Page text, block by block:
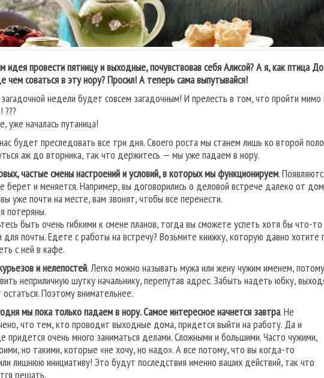
идея провести пятницу и выходные, почувствовав себя Алисой? А я, как птица
чем соваться в эту нору? Просил! А теперь сама выпутывайся!
недели будет совсем загадочным! И прелесть в том, что пройти
???
уже началась путаница!
будет преследовать все три дня. Своего роста мы станем лишь ко второй
аж до вторника, так что держитесь — мы уже падаем в нору.
частые смены настроений и условий, в которых мы функционируем.
берет и меняется. Например, вы договорились о деловой встрече далеко от
уже почти на месте, вам звонят, чтобы все перенести.
потеряны.
быть очень гибкими к смене планов, тогда вы сможете успеть хотя бы что-
для почты. Едете с работы на встречу? Возьмите книжку, которую давно
с ней в кафе.
и нелепостей. Легко можно называть мужа или жену чужим именем,
неприличную шутку начальнику, перепутав адрес. Забыть надеть юбку,
Поэтому внимательнее.
мы пока только падаем в нору. Самое интересное начнется завтра. Не
что тем, кто проводит выходные дома, придется выйти на работу. Да и
придется очень много заниматься делами. Сложными и большими. Часто чужими,
но такими, которые «не хочу, но надо». А все потому, что вы когда-то
лишнюю инициативу! Это будут последствия именно ваших действий, так что
решать.